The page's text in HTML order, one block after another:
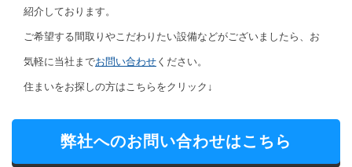
紹介しております。
ご希望する間取りやこだわりたい設備などがございましたら、お
気軽に当社までお問い合わせ ください。
住まいをお探しの方はこちらをクリック↓
弊社へのお問い合わせはこちら